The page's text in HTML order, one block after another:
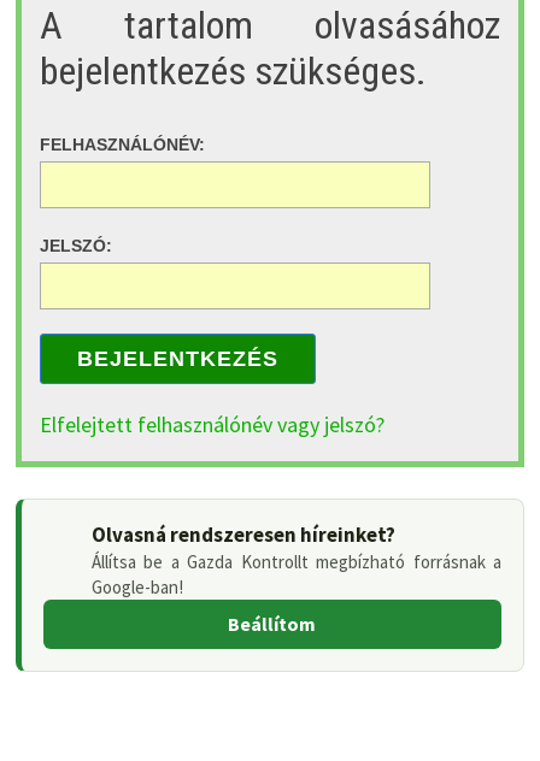
A tartalom olvasásához
bejelentkezés szükséges.
FELHASZNÁLÓNÉV:
JELSZÓ:
BEJELENTKEZÉS
Elfelejtett felhasználónév vagy jelszó?
Olvasná rendszeresen híreinket?
Állítsa be a Gazda Kontrollt megbízható forrásnak a
Google-ban!
Beállítom